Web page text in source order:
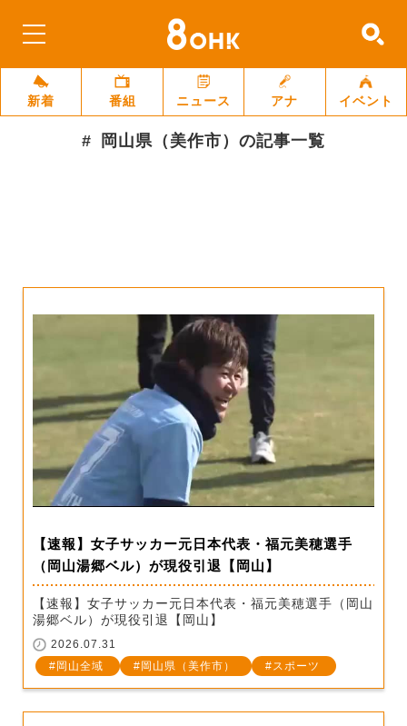
新着 番組 ニュース アナ イベント
岡山県（美作市） の記事一覧
【速報】女子サッカー元日本代表・福元美穂選手
（岡山湯郷ベル）が現役引退【岡山】
【速報】女子サッカー元日本代表・福元美穂選手（岡山
湯郷ベル）が現役引退【岡山】
2026.07.31
岡山全域
岡山県（美作市） スポーツ